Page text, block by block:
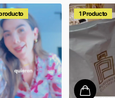
1 Producto